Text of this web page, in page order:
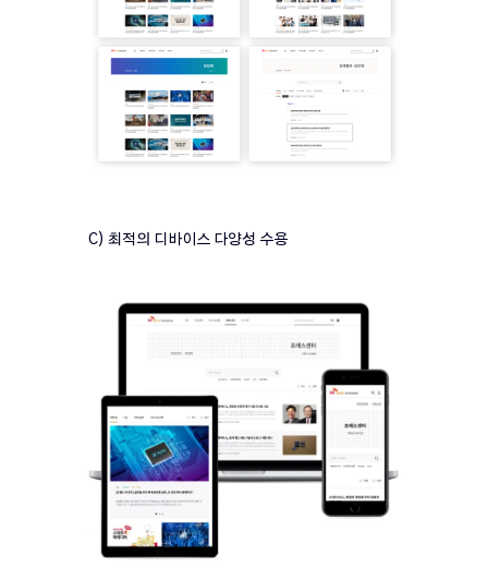
C) 최적의 디바이스 다양성 수용